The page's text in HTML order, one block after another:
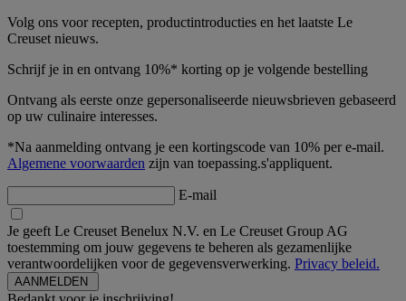
Volg ons voor recepten, productintroducties en het laatste Le
Creuset nieuws.
Schrijf je in en ontvang 10%* korting op je volgende bestelling
Ontvang als eerste onze gepersonaliseerde nieuwsbrieven gebaseerd
op uw culinaire interesses.
*Na aanmelding ontvang je een kortingscode van 10% per e-mail.
Algemene voorwaarden zijn van toepassing.s'appliquent.
E-mail
Je geeft Le Creuset Benelux N.V. en Le Creuset Group AG
toestemming om jouw gegevens te beheren als gezamenlijke
verantwoordelijken voor de gegevensverwerking. Privacy beleid.